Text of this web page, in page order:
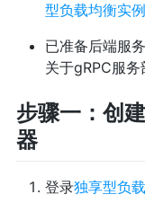
型负载均衡实例
已准备后端服
关于gRPC服
步骤一：创
器
登录独享型负